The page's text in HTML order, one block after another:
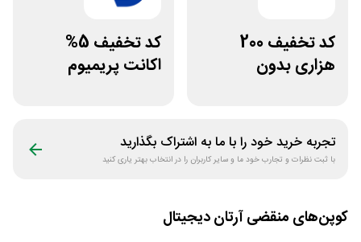
کد تخفیف 200
هزاری بدون
کد تخفیف 5%
اکانت پریمیوم
تجربه خرید خود را با ما به اشتراک بگذارید
با ثبت نظرات و تجارب خود ما و سایر کاربران را در انتخاب بهتر یاری کنید
کوپن‌های منقضیآرتان دیجیتال